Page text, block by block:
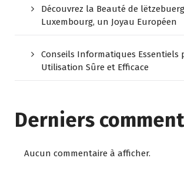
Découvrez la Beauté de
Luxembourg, un Joyau Européen
Conseils Informatiques Essentiels
Utilisation Sûre et Efficace
Derniers
Aucun commentaire à afficher.